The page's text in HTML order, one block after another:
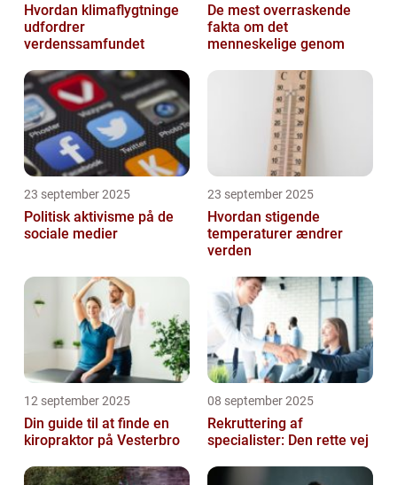
Hvordan klimaflygtninge
udfordrer
verdenssamfundet
De mest overraskende
fakta om det
menneskelige genom
23 september 2025
Politisk aktivisme på de
sociale medier
23 september 2025
Hvordan stigende
temperaturer ændrer
verden
12 september 2025
Din guide til at finde en
kiropraktor på Vesterbro
08 september 2025
Rekruttering af
specialister: Den rette vej